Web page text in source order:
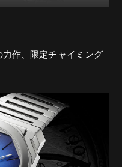
作、限定チャイミング